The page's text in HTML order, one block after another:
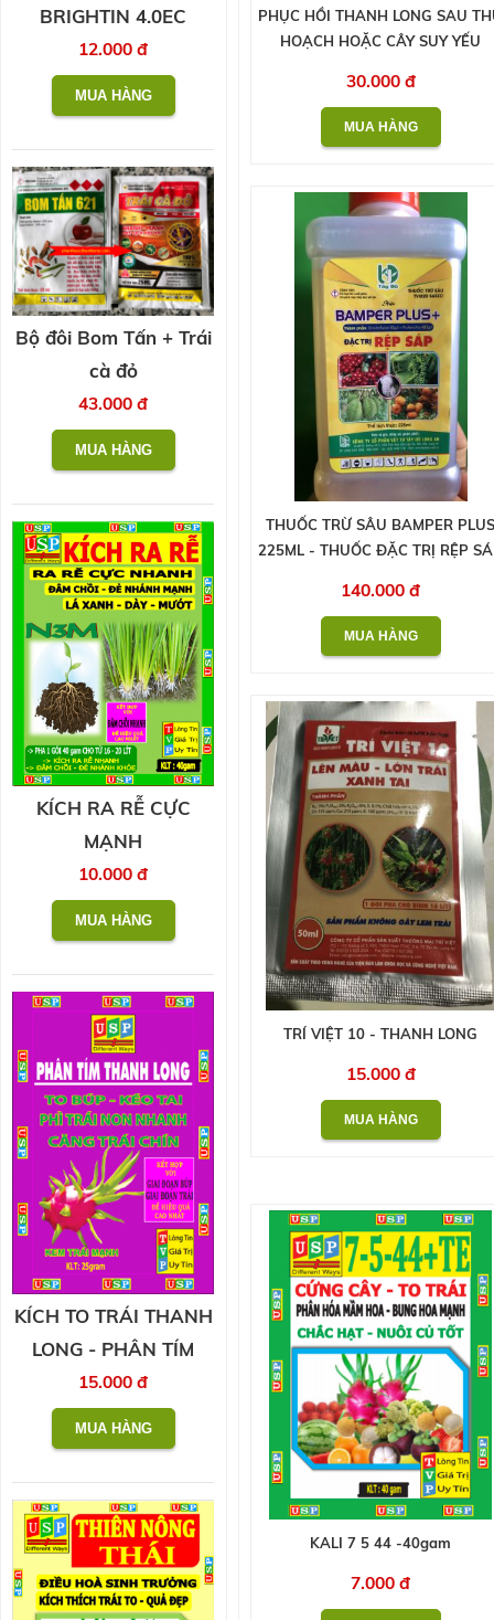
PHỤC HỒI THANH LONG SAU
HOẠCH HOẶC CÂY SUY YẾU
30.000 đ
THUỐC TRỪ SÂU BAMPER
225ML - THUỐC ĐẶC TRỊ RỆP
140.000 đ
TRÍ VIỆT 10 - THANH LONG
15.000 đ
KALI 7 5 44 -40gam
7.000 đ
BRIGHTIN 4.0EC
12.000 đ
Bộ đôi Bom Tấn + Trái
cà đỏ
43.000 đ
KÍCH RA RỄ CỰC
MẠNH
10.000 đ
KÍCH TO TRÁI THANH
LONG - PHÂN TÍM
15.000 đ